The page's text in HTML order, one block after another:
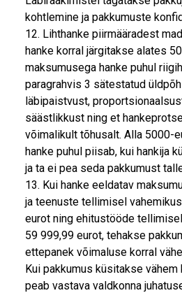
kohtlemine ja pakkumuste
12. Lihthanke piirmääradest
hanke korral järgitakse alates
maksumusega hanke puhul
paragrahvis 3 sätestatud
läbipaistvust,
säästlikkust ning et
võimalikult tõhusalt. Alla 5000-
hanke puhul piisab, kui hankija
ja ta ei pea seda pakkumust
13. Kui hanke eeldatav
ja teenuste tellimisel
eurot ning ehitustööde
59 999,99 eurot, tehakse
ettepanek võimaluse korral
Kui pakkumus küsitakse
peab vastava valdkonna